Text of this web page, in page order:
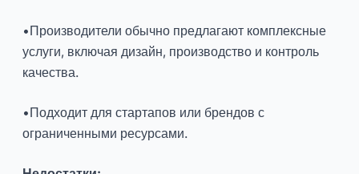
•Производители обычно предлагают комплексные
услуги, включая дизайн, производство и контроль
качества.
•Подходит для стартапов или брендов с
ограниченными ресурсами.